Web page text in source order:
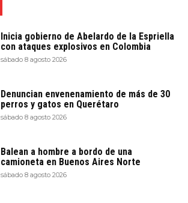
Inicia gobierno de Abelardo de la Espriella
con ataques explosivos en Colombia
sábado 8 agosto 2026
Denuncian envenenamiento de más de 30
perros y gatos en Querétaro
sábado 8 agosto 2026
Balean a hombre a bordo de una
camioneta en Buenos Aires Norte
sábado 8 agosto 2026